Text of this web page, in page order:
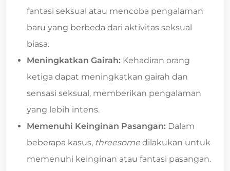
fantasi seksual atau mencoba pengalaman
baru yang berbeda dari aktivitas seksual
biasa.
Meningkatkan Gairah: Kehadiran orang
ketiga dapat meningkatkan gairah dan
sensasi seksual, memberikan pengalaman
yang lebih intens.
Memenuhi Keinginan Pasangan: Dalam
beberapa kasus, threesome dilakukan untuk
memenuhi keinginan atau fantasi pasangan.